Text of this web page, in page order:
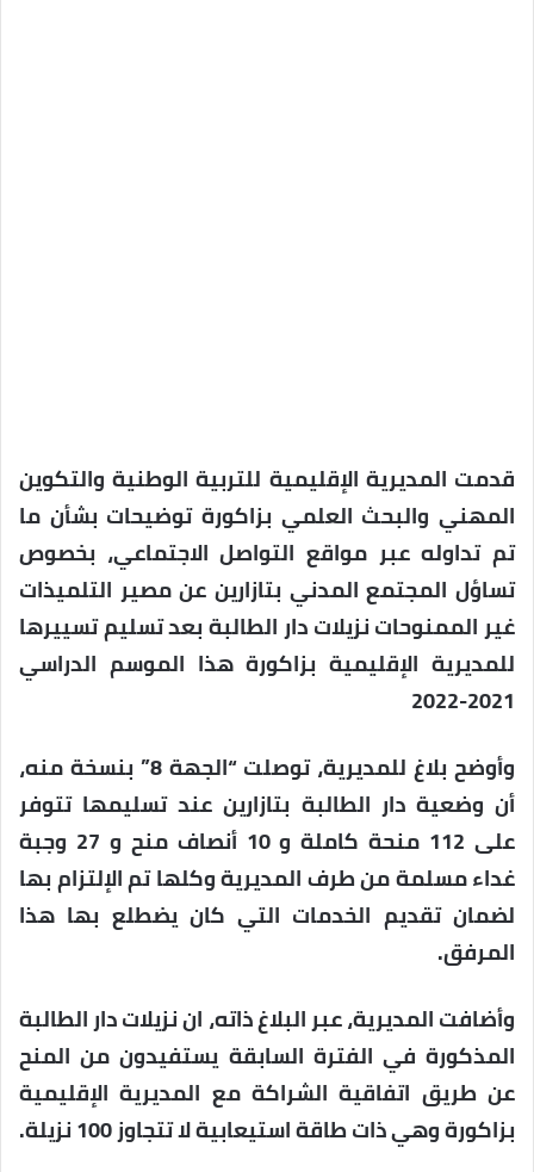
قدمت المديرية الإقليمية للتربية الوطنية والتكوين
المهني والبحث العلمي بزاكورة توضيحات بشأن ما
تم تداوله عبر مواقع التواصل الاجتماعي، بخصوص
تساؤل المجتمع المدني بتازارين عن مصير التلميذات
غير الممنوحات نزيلات دار الطالبة بعد تسليم تسييرها
للمديرية الإقليمية بزاكورة هذا الموسم الدراسي
2021-2022
وأوضح بلاغ للمديرية، توصلت “الجهة 8” بنسخة منه،
أن وضعية دار الطالبة بتازارين عند تسليمها تتوفر
على 112 منحة كاملة و 10 أنصاف منح و 27 وجبة
غداء مسلمة من طرف المديرية وكلها تم الإلتزام بها
لضمان تقديم الخدمات التي كان يضطلع بها هذا
المرفق.
وأضافت المديرية، عبر البلاغ ذاته، ان نزيلات دار الطالبة
المذكورة في الفترة السابقة يستفيدون من المنح
عن طريق اتفاقية الشراكة مع المديرية الإقليمية
بزاكورة وهي ذات طاقة استيعابية لا تتجاوز 100 نزيلة.